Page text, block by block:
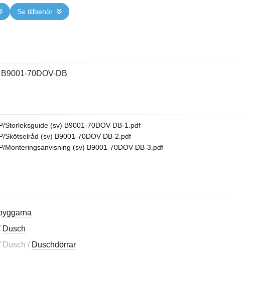
Se tillbehör
B9001-70DOV-DB
Storleksguide (sv) B9001-70DOV-DB-1.pdf
Skötselråd (sv) B9001-70DOV-DB-2.pdf
Monteringsanvisning (sv) B9001-70DOV-DB-3.pdf
Dusch
Dusch / Duschdörrar